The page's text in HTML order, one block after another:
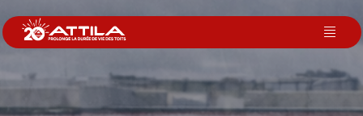
au
contenu
Le groupe